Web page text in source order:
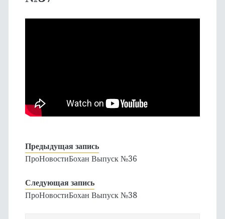
Предыдущая запись
ПроНовостиБохан Выпуск №36
Следующая запись
ПроНовостиБохан Выпуск №38